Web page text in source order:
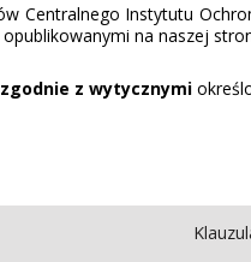
Centralnego Instytutu
na naszej
zgodnie z wytycznymi